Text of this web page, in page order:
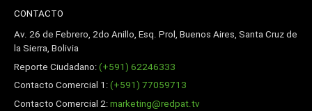
CONTACTO
Av. 26 de Febrero, 2do Anillo, Esq. Prol, Buenos Aires, Santa Cruz de
la Sierra, Bolivia
Reporte Ciudadano:(+591) 62246333
Contacto Comercial 1:(+591) 77059713
Contacto Comercial 2:marketing@redpat.tv